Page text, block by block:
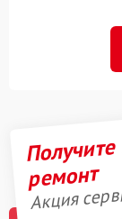
ремонт
Акция